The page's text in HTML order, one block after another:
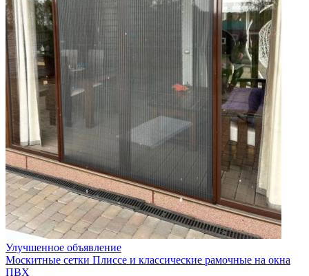
Улучшенное объявление
Москитные сетки Плиссе и классические рамочные на окна
ПВХ